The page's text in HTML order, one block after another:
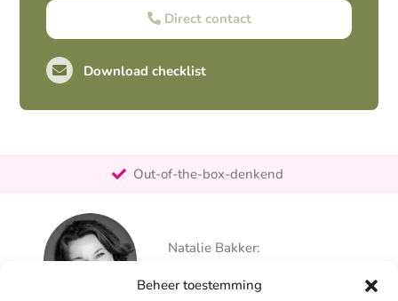
Beheer toestemming
Direct contact
Download checklist
Out-of-the-box-denkend
Persoonlijk
Natalie Bakker:
info@alertpromotie.nl